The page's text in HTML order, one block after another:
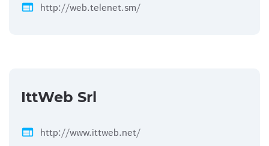
web http://web.telenet.sm/
IttWeb Srl
web http://www.ittweb.net/